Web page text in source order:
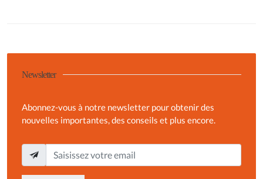
Newsletter
Abonnez-vous à notre newsletter pour obtenir des
nouvelles importantes, des conseils et plus encore.